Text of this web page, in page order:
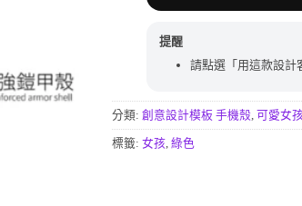
提醒
請點選「用這款設計
分類: 創意設計模板 手機殼, 可愛女
標籤: 女孩, 綠色